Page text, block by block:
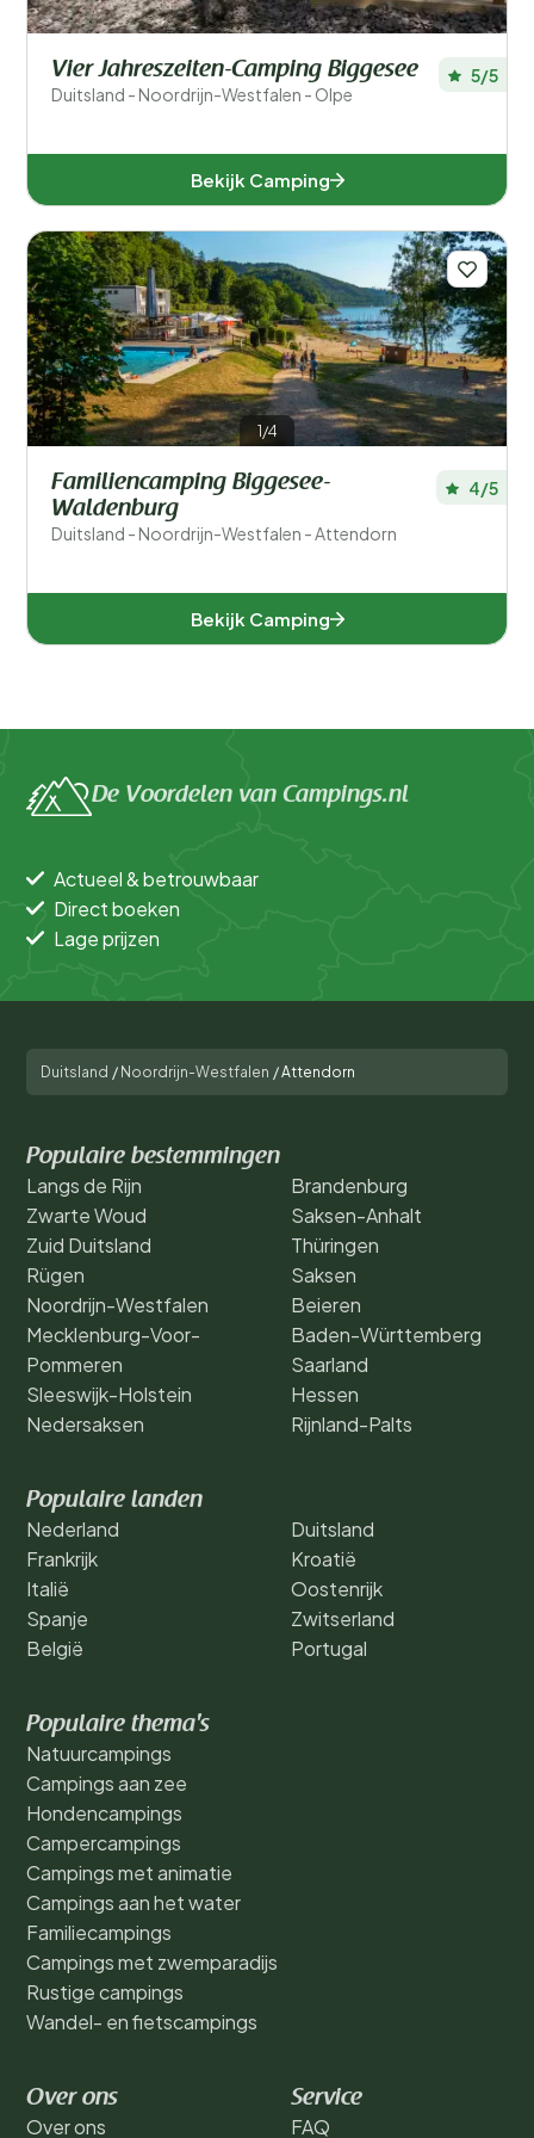
Vier Jahreszeiten-Camping Biggesee
Duitsland - Noordrijn-Westfalen - Olpe
5/5
Bekijk Camping
1/4
Familiencamping Biggesee-
Waldenburg
Duitsland - Noordrijn-Westfalen - Attendorn
4/5
Bekijk Camping
De Voordelen van Campings.nl
Actueel & betrouwbaar
Direct boeken
Lage prijzen
Duitsland / Noordrijn-Westfalen /Attendorn
Populaire bestemmingen
Langs de Rijn
Zwarte Woud
Zuid Duitsland
Rügen
Noordrijn-Westfalen
Mecklenburg-Voor-
Pommeren
Sleeswijk-Holstein
Nedersaksen
Brandenburg
Saksen-Anhalt
Thüringen
Saksen
Beieren
Baden-Württemberg
Saarland
Hessen
Rijnland-Palts
Populaire landen
Nederland
Frankrijk
Italië
Spanje
België
Duitsland
Kroatië
Oostenrijk
Zwitserland
Portugal
Populaire thema's
Natuurcampings
Campings aan zee
Hondencampings
Campercampings
Campings met animatie
Campings aan het water
Familiecampings
Campings met zwemparadijs
Rustige campings
Wandel- en fietscampings
Over ons
Over ons
Service
FAQ